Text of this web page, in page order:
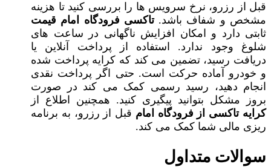
قبل از رزرو، نرخ سرویس‌ ها را بررسی کنید تا هزینه
مشخص و شفاف باشد.تاکسی فرودگاه امام قیمت
ثابتی دارد و امکان افزایش ناگهانی در ساعت‌ های
شلوغ وجود ندارد. استفاده از پرداخت آنلاین یا
دریافت رسید، تضمین می‌ کند که کرایه پرداخت شده
و خودرو آماده حرکت است. حتی اگر پرداخت نقدی
انجام دهید، رسید رسمی کمک می‌ کند در صورت
بروز مشکل بتوانید پیگیری کنید. همچنین اطلاع از
کرایه تاکسی از فرودگاه امام قبل از رزرو، به برنامه‌
ریزی مالی شما کمک می‌ کند.
سوالات متداول